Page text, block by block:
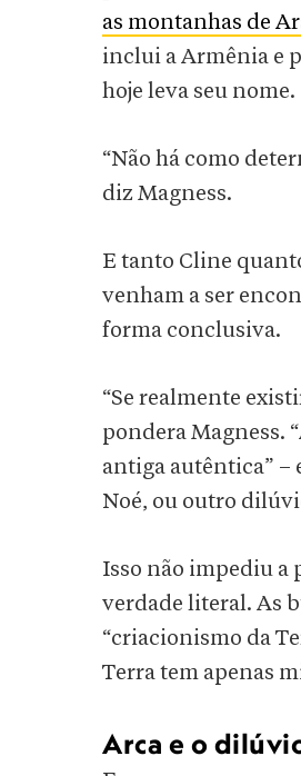
as montanhas de
inclui a Armênia e
hoje leva seu nome.
“Não há como
diz Magness.
E tanto Cline
venham a ser
forma conclusiva.
“Se realmente
pondera Magness.
antiga autêntica” –
Noé, ou outro
Isso não impediu a
verdade literal. As
“criacionismo da
Terra tem apenas
Arca e o